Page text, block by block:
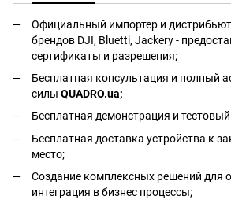
Официальный импортер и
брендов DJI, Bluetti, Jackery -
сертификаты и разрешения;
Бесплатная консультация и полный
силы QUADRO.ua;
Бесплатная демонстрация и
Бесплатная доставка устройства к
место;
Создание комплексных решений для
интеграция в бизнес процессы;